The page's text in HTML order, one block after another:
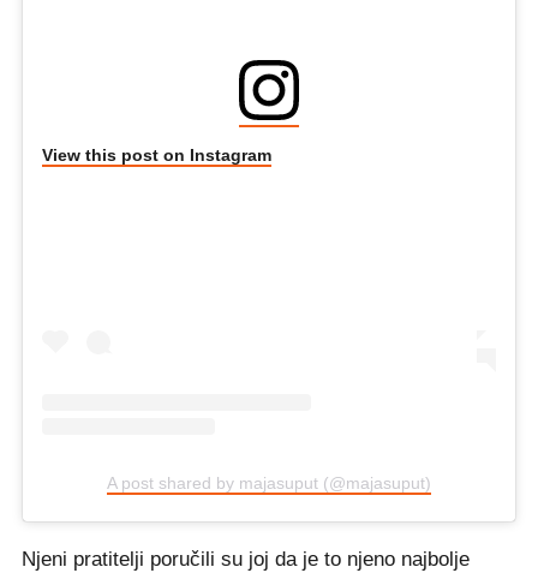
View this post on Instagram
A post shared by majasuput (@majasuput)
Njeni pratitelji poručili su joj da je to njeno najbolje